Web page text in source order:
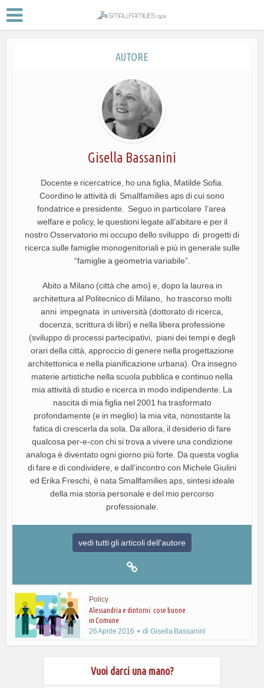
AUTORE
Gisella Bassanini
Docente e ricercatrice, ho una figlia, Matilde Sofia.
Coordino le attività di Smallfamilies aps di cui sono
fondatrice e presidente. Seguo in particolare l’area
welfare e policy, le questioni legate all’abitare e per il
nostro Osservatorio mi occupo dello sviluppo di progetti di
ricerca sulle famiglie monogenitoriali e più in generale sulle
“famiglie a geometria variabile”.
Abito a Milano (città che amo) e, dopo la laurea in
architettura al Politecnico di Milano, ho trascorso molti
anni impegnata in università (dottorato di ricerca,
docenza, scrittura di libri) e nella libera professione
(sviluppo di processi partecipativi, piani dei tempi e degli
orari della città, approccio di genere nella progettazione
architettonica e nella pianificazione urbana). Ora insegno
materie artistiche nella scuola pubblica e continuo nella
mia attività di studio e ricerca in modo indipendente. La
nascita di mia figlia nel 2001 ha trasformato
profondamente (e in meglio) la mia vita, nonostante la
fatica di crescerla da sola. Da allora, il desiderio di fare
qualcosa per-e-con chi si trova a vivere una condizione
analoga è diventato ogni giorno più forte. Da questa voglia
di fare e di condividere, e dall’incontro con Michele Giulini
ed Erika Freschi, è nata Smallfamilies aps, sintesi ideale
della mia storia personale e del mio percorso
professionale.
vedi tutti gli articoli dell'autore
Policy
Alessandria e dintorni: cose buone
in Comune
26 Aprile 2016
diGisella Bassanini
Vuoi darci una mano?